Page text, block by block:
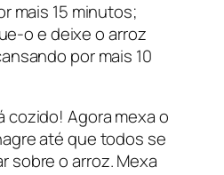
mais 15 minutos;
o e deixe o arroz
por mais 10
cozido! Agora mexa o
até que todos se
sobre o arroz. Mexa